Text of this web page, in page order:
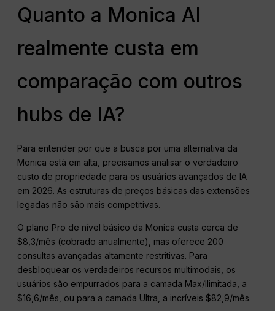
Quanto a Monica AI
realmente custa em
comparação com outros
hubs de IA?
Para entender por que a busca por uma alternativa da
Monica está em alta, precisamos analisar o verdadeiro
custo de propriedade para os usuários avançados de IA
em 2026. As estruturas de preços básicas das extensões
legadas não são mais competitivas.
O plano Pro de nível básico da Monica custa cerca de
$8,3/mês (cobrado anualmente), mas oferece 200
consultas avançadas altamente restritivas. Para
desbloquear os verdadeiros recursos multimodais, os
usuários são empurrados para a camada Max/Ilimitada, a
$16,6/mês, ou para a camada Ultra, a incríveis $82,9/mês.